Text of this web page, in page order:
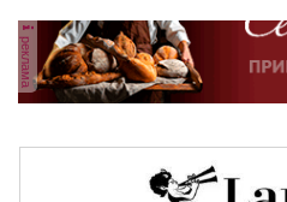
Объявления
реклама